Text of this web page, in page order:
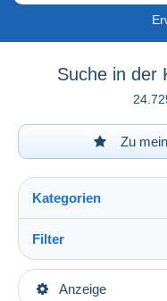
Suche in der
Zu
Anzeige
Kategorien
Hauptkategorien
Filter
Art der Verkäufe